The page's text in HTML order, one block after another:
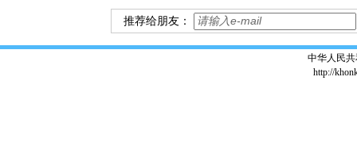
推荐给朋友：
中华人民
http://